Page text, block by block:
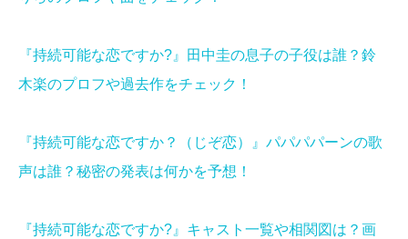
『持続可能な恋ですか?』田中圭の息子の子役は誰？鈴
木楽のプロフや過去作をチェック！
『持続可能な恋ですか？（じぞ恋）』パパパパーンの歌
声は誰？秘密の発表は何かを予想！
『持続可能な恋ですか?』キャスト一覧や相関図は？画